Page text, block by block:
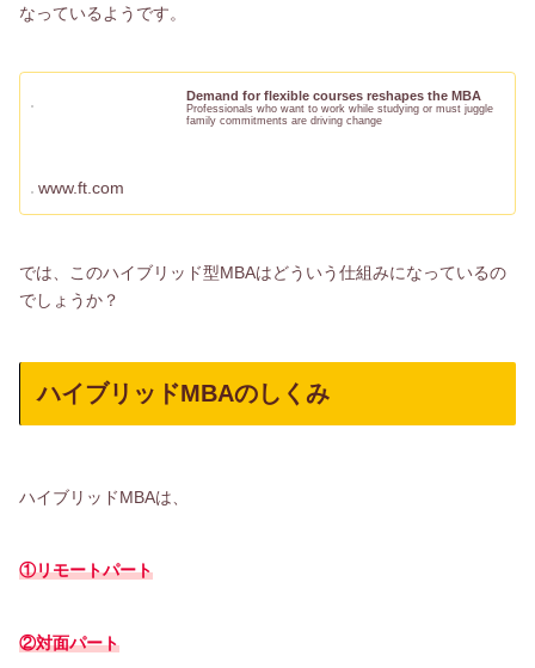
なっているようです。
Demand for flexible courses reshapes the MBA
Professionals who want to work while studying or must juggle
family commitments are driving change
www.ft.com
では、このハイブリッド型MBAはどういう仕組みになっているの
でしょうか？
ハイブリッドMBAのしくみ
ハイブリッドMBAは、
①リモートパート
②対面パート